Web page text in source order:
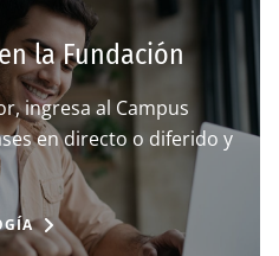
la Fundación
ingresa al Campus
en directo o diferido y